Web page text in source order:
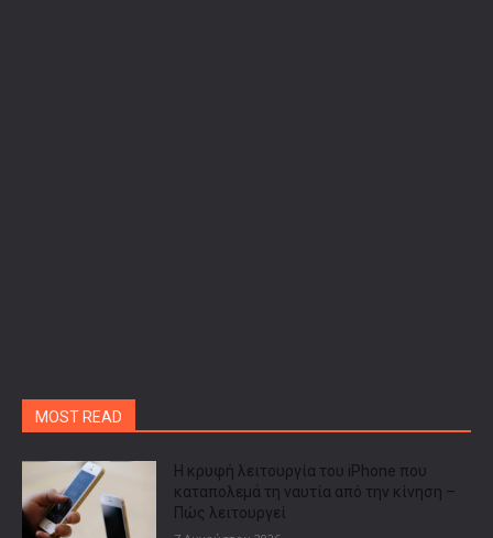
MOST READ
Η κρυφή λειτουργία του iPhone που
καταπολεμά τη ναυτία από την κίνηση –
Πώς λειτουργεί